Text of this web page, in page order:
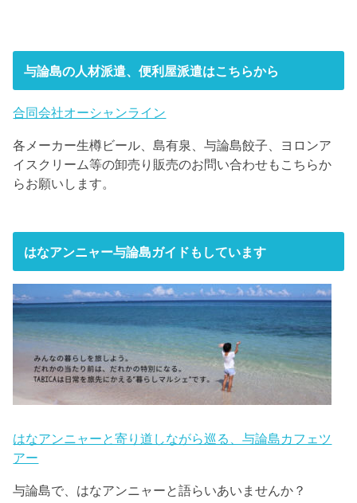
与論島の人材派遣、便利屋派遣はこちらから
合同会社オーシャンライン
各メーカー生樽ビール、島有泉、与論島餃子、ヨロンア
イスクリーム等の卸売り販売のお問い合わせもこちらか
らお願いします。
はなアンニャー与論島ガイドもしています
はなアンニャーと寄り道しながら巡る、与論島カフェツ
アー
与論島で、はなアンニャーと語らいあいませんか？